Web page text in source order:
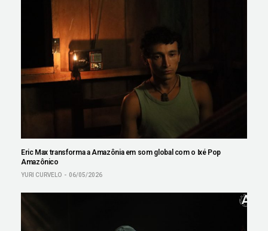
Eric Max transforma a Amazônia em som global com o Ixé Pop
Amazônico
YURI CURVELO 06/05/2026